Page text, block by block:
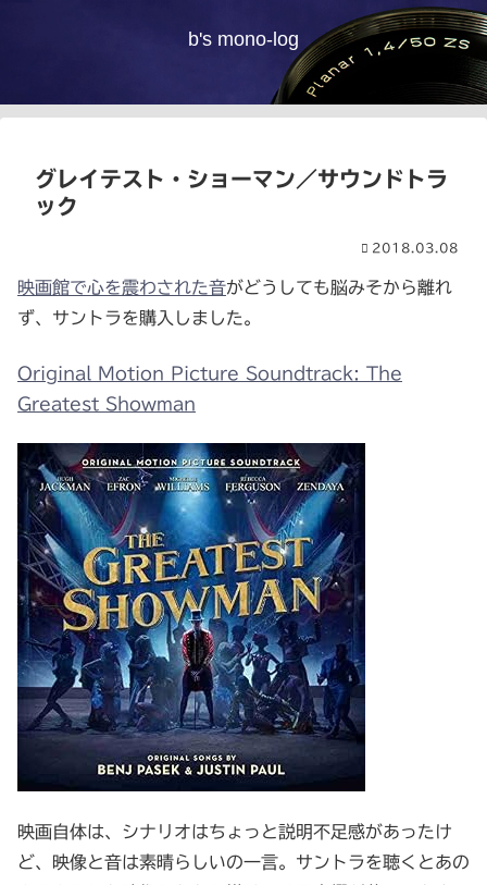
b's mono-log
グレイテスト・ショーマン／サウンドトラ
ック
2018.03.08
映画館で心を震わされた音がどうしても脳みそから離れ
ず、サントラを購入しました。
Original Motion Picture Soundtrack: The
Greatest Showman
映画自体は、シナリオはちょっと説明不足感があったけ
ど、映像と音は素晴らしいの一言。サントラを聴くとあの